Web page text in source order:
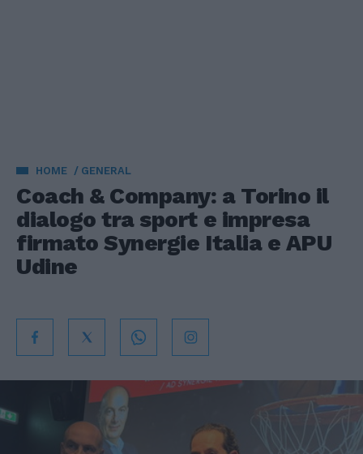
HOME GENERAL
Coach & Company: a Torino il
dialogo tra sport e impresa
firmato Synergie Italia e APU
Udine